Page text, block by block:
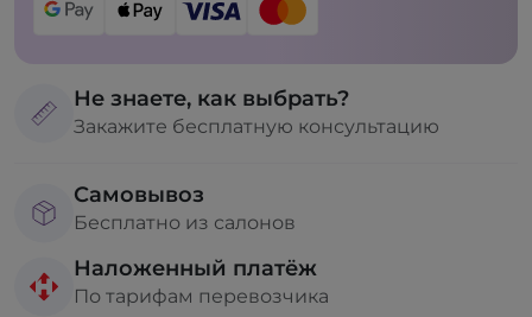
Не знаете, как выбрать?
Закажите бесплатную консультацию
Самовывоз
Бесплатно из салонов
Наложенный платёж
По тарифам перевозчика